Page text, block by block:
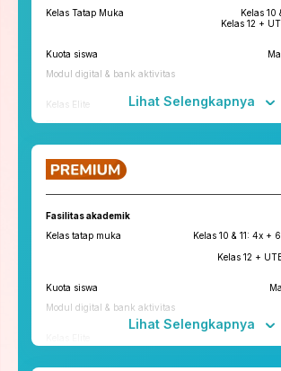
Kelas Tatap Muka
Kelas 10
Kelas 12 +
Kuota siswa
Modul digital & bank aktivitas
Kelas Elite
Fitur penunjang
ruangbelajar
roboguru
Pengembangan Diri
Konseling Privat via chat & video
Tryout
Tryout Basic & Premium
Lihat Selengkapnya
Fasilitas akademik
Kelas tatap muka
Kelas 10 & 11: 4x +
Kelas 12 +
Kuota siswa
Modul digital & bank aktivitas
Lihat Selengkapnya